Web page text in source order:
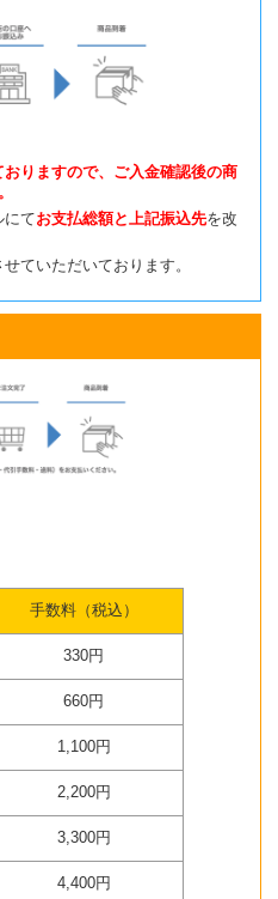
りますので、ご入金確認後の商
にてお支払総額と上記振込先を改
せていただいております。
手数料（税込）
330円
660円
1,100円
2,200円
3,300円
4,400円